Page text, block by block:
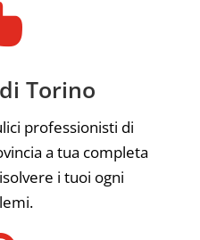
Torino
professionisti di
a tua completa
i tuoi ogni